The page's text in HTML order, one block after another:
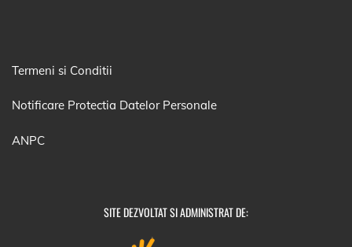
Termeni si Conditii
Notificare Protectia Datelor Personale
ANPC
SITE DEZVOLTAT SI ADMINISTRAT DE: